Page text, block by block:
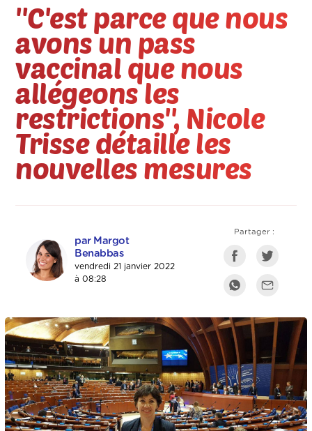
''C'est parce que nous
avons un pass
vaccinal que nous
allégeons les
restrictions'', Nicole
Trisse détaille les
nouvelles mesures
par Margot
Benabbas
vendredi 21 janvier 2022
à 08:28
Partager :